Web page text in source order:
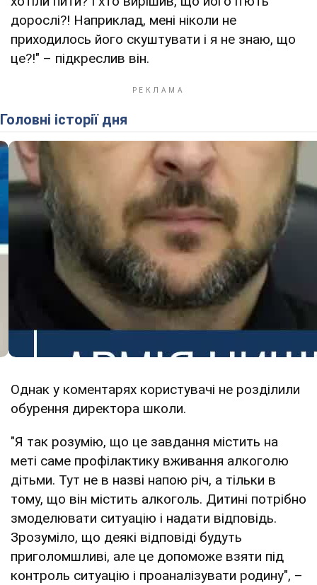
дорослі?! Наприклад, мені ніколи не
приходилось його скуштувати і я не знаю, що
це?!" – підкреслив він.
Головні історії дня
Однак у коментарях користувачі не розділили
обурення директора школи.
"Я так розумію, що це завдання містить на
меті саме профілактику вживання алкоголю
дітьми. Тут не в назві напою річ, а тільки в
тому, що він містить алкоголь. Дитині потрібно
змоделювати ситуацію і надати відповідь.
Зрозуміло, що деякі відповіді будуть
приголомшливі, але це допоможе взяти під
контроль ситуацію і проаналізувати родину", –